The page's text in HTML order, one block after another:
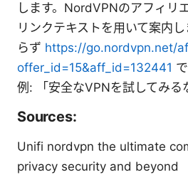
します。NordVPNのアフィリ
リンクテキストを用いて案内
らず https://go.nordvpn.net/
offer_id=15&aff_id=132441
例: 「安全なVPNを試してみる
Sources:
Unifi nordvpn the ultimate
privacy security and beyond